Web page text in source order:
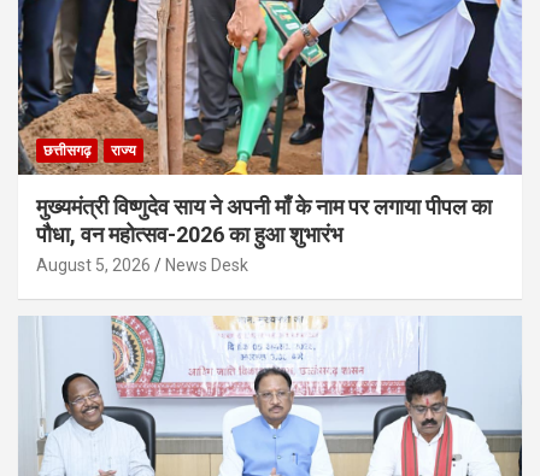
छत्तीसगढ़ राज्य
मुख्यमंत्री विष्णुदेव साय ने अपनी माँ के नाम पर लगाया पीपल का
पौधा, वन महोत्सव-2026 का हुआ शुभारंभ
August 5, 2026 News Desk